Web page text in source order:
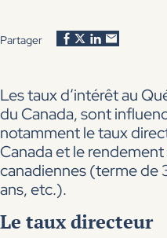
Partager
Les taux d’intérêt au
du Canada, sont
notamment le taux
Canada et le
canadiennes (terme de
ans, etc.).
Le taux directeur